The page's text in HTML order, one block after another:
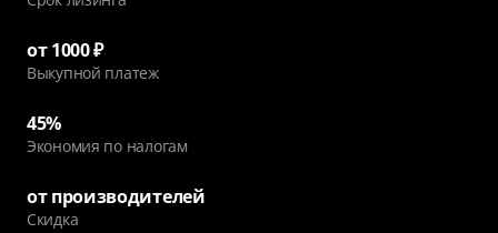
Выкупной платеж
от 1000 ₽
Экономия по налогам
45%
Скидка
от производителей